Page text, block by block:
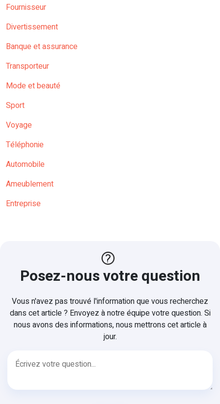
Fournisseur
Divertissement
Banque et assurance
Transporteur
Mode et beauté
Sport
Voyage
Téléphonie
Automobile
Ameublement
Entreprise
Posez-nous votre question
Vous n'avez pas trouvé l'information que vous recherchez
dans cet article ? Envoyez à notre équipe votre question. Si
nous avons des informations, nous mettrons cet article à
jour.